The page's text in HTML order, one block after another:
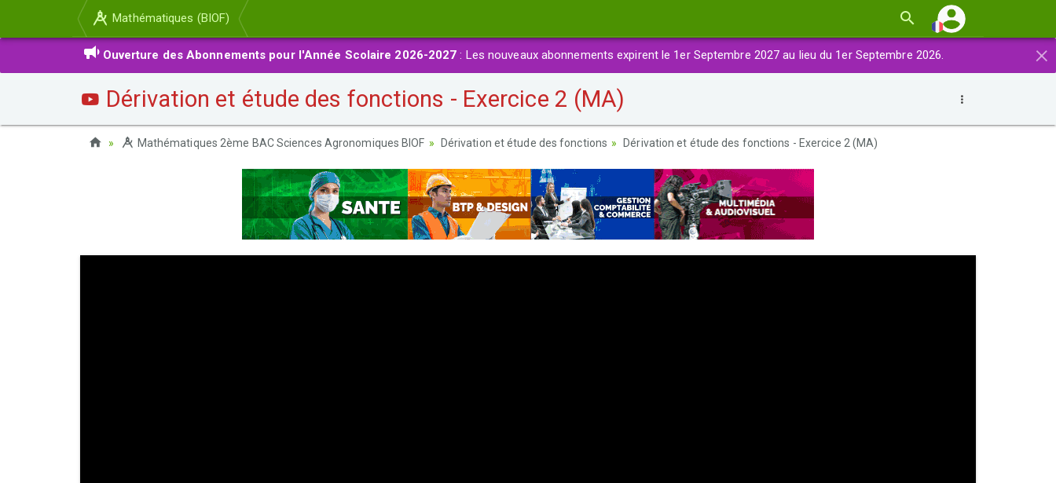
Mathématiques (BIOF)
×
Ouverture des Abonnements pour l'Année Scolaire 2026-2027 : Les nouveaux abonnements expirent le 1er Septembre 2027 au lieu du 1er Septembre 2026.
Dérivation et étude des fonctions - Exercice 2 (MA)
Mathématiques 2ème BAC Sciences Agronomiques BIOF Dérivation et étude des fonctions Dérivation et étude des fonctions - Exercice 2 (MA)